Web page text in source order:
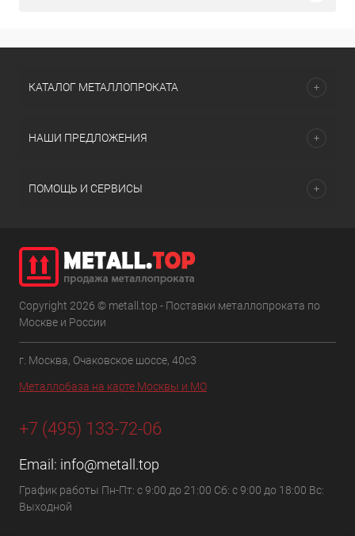
КАТАЛОГ МЕТАЛЛОПРОКАТА
НАШИ ПРЕДЛОЖЕНИЯ
ПОМОЩЬ И СЕРВИСЫ
Copyright 2026 © metall.top - Поставки металлопроката по
Москве и России
г. Москва, Очаковское шоссе, 40с3
Металлобаза на карте Москвы и МО
+7 (495) 133-72-06
Email: info@metall.top
График работы Пн-Пт: с 9:00 до 21:00 Сб: с 9:00 до 18:00 Вс:
Выходной